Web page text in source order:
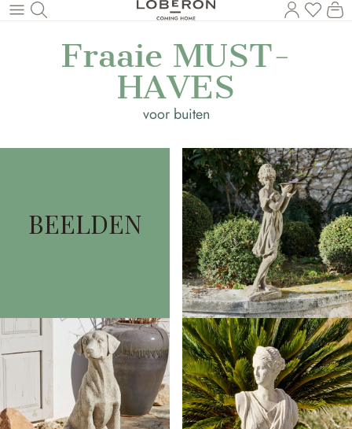
Naar de hoofdinhoud
U
Fraaie MUST-
HAVES
voor buiten
BEELDEN